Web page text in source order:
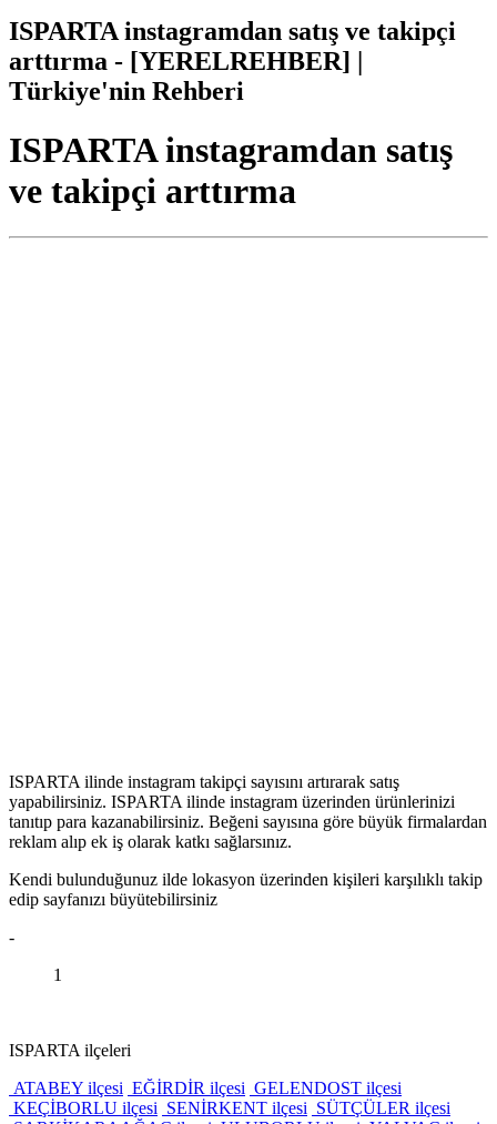
ISPARTA instagramdan satış ve takipçi
arttırma - [YERELREHBER] |
Türkiye'nin Rehberi
ISPARTA instagramdan satış
ve takipçi arttırma
ISPARTA ilinde instagram takipçi sayısını artırarak satış
yapabilirsiniz. ISPARTA ilinde instagram üzerinden ürünlerinizi
tanıtıp para kazanabilirsiniz. Beğeni sayısına göre büyük firmalardan
reklam alıp ek iş olarak katkı sağlarsınız.
Kendi bulunduğunuz ilde lokasyon üzerinden kişileri karşılıklı takip
edip sayfanızı büyütebilirsiniz
-
1
ISPARTA ilçeleri
ATABEY ilçesi EĞİRDİR ilçesi GELENDOST ilçesi
KEÇİBORLU ilçesi SENİRKENT ilçesi SÜTÇÜLER ilçesi